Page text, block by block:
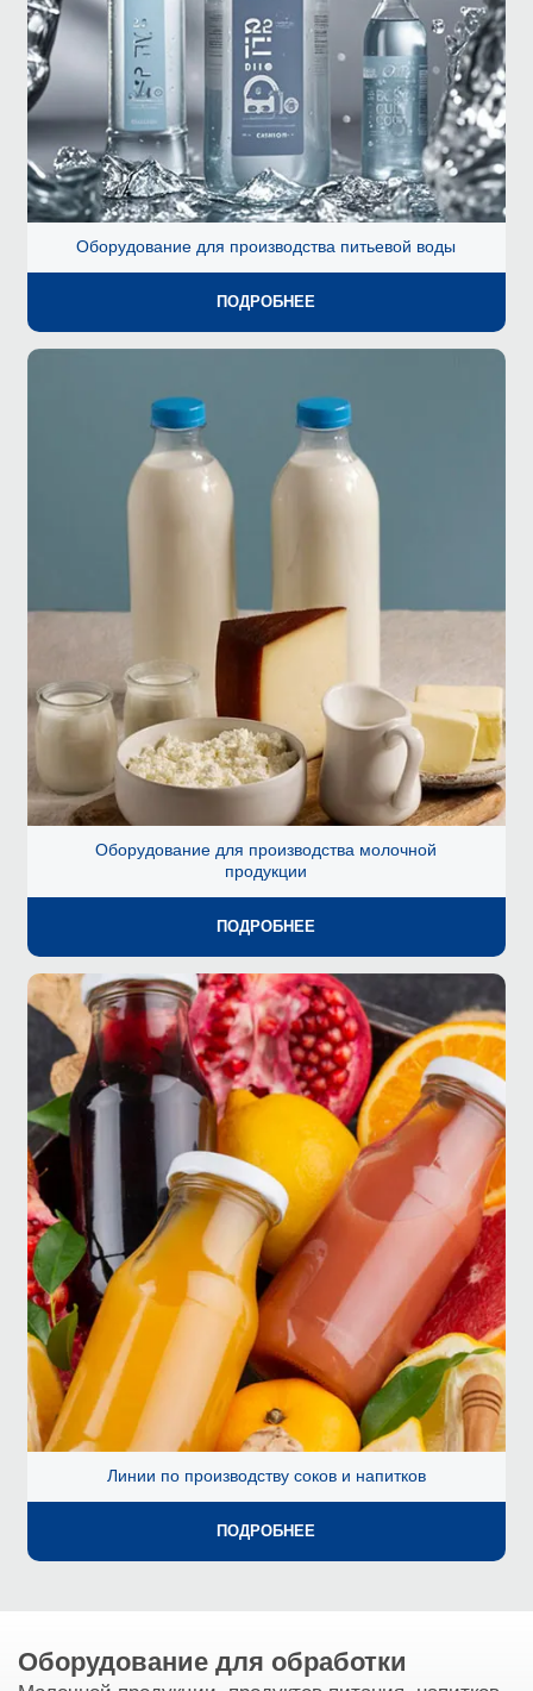
Оборудование для производства питьевой воды
ПОДРОБНЕЕ
Оборудование для производства молочной
продукции
ПОДРОБНЕЕ
Линии по производству соков и напитков
ПОДРОБНЕЕ
Оборудование для обработки